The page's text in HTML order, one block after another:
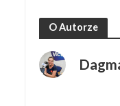
O Autorze